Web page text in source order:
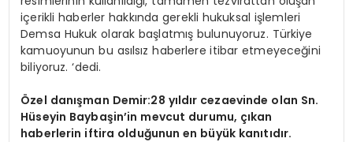
içerikli haberler hakkında gerekli hukuksal işlemleri
Demsa Hukuk olarak başlatmış bulunuyoruz. Türkiye
kamuoyunun bu asılsız haberlere itibar etmeyeceğini
biliyoruz. ‘dedi.
Özel danışman Demir:28 yıldır cezaevinde olan Sn.
Hüseyin Baybaşin’in mevcut durumu, çıkan
haberlerin iftira olduğunun en büyük kanıtıdır.